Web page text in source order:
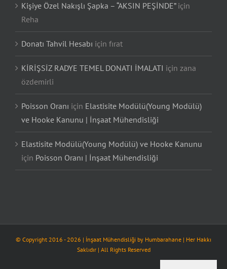
Kişiye Özel Nakışlı Şapka – “AKSIN PEŞİNDE”için
Reha
Donatı Tahvil Hesabı için fırat
KİRİŞSİZ RADYE TEMEL DONATI İMALATI için zana
özdemirli
Poisson Oranı için Elastisite Modülü(Young Modülü)
ve Hooke Kanunu | İnşaat Mühendisliği
Elastisite Modülü(Young Modülü) ve Hooke Kanunu
için Poisson Oranı | İnşaat Mühendisliği
© Copyright 2016 -2026 | İnşaat Mühendisliği by Humbarahane | Her Hakkı
Saklıdır | All Rights Reserved